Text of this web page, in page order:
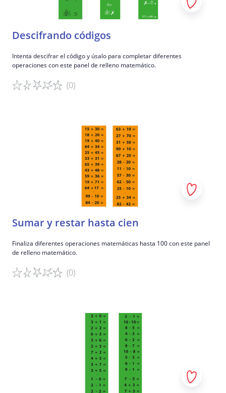
Después de cada miniaventura, los grupos
debaten cómo los rasgos y las acciones de sus
personajes ayudaron (o no) en la situación.
Reflexionen sobre la importancia de cada parte
del cerebro y cómo pueden apoyarse
mutuamente. Opcionalmente, cambien de roles
después de cada miniaventura.
Descifrando códigos
Intenta descifrar el código y úsalo para completar diferentes
operaciones con este panel de relleno matemático.
(0)
Sumar y restar hasta cien
Finaliza diferentes operaciones matemáticas hasta 100 con este panel
de relleno matemático.
(0)